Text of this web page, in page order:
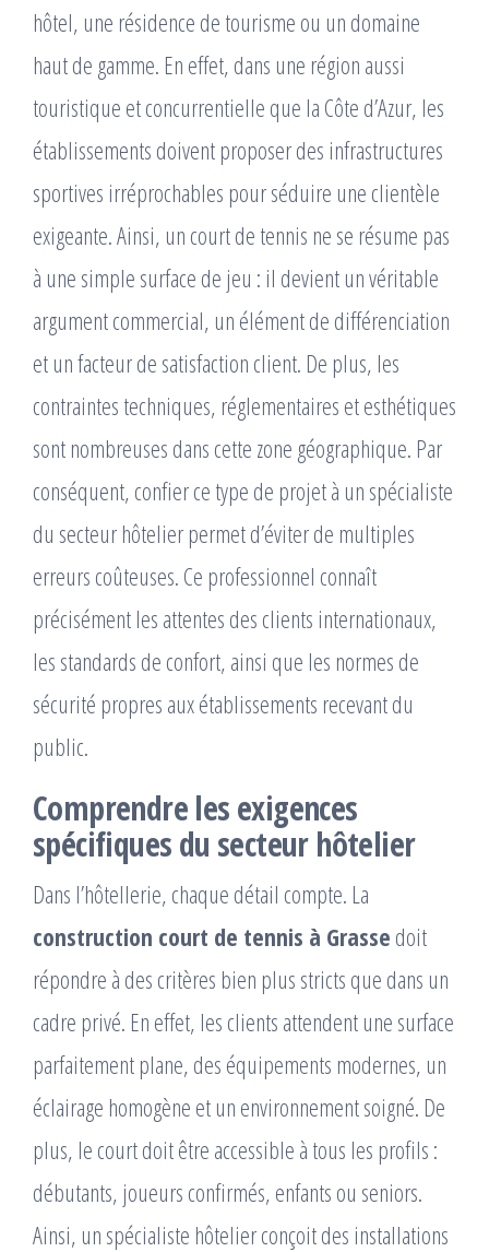
hôtel, une résidence de tourisme ou un domaine
haut de gamme. En effet, dans une région aussi
touristique et concurrentielle que la Côte d’Azur, les
établissements doivent proposer des infrastructures
sportives irréprochables pour séduire une clientèle
exigeante. Ainsi, un court de tennis ne se résume pas
à une simple surface de jeu : il devient un véritable
argument commercial, un élément de différenciation
et un facteur de satisfaction client. De plus, les
contraintes techniques, réglementaires et esthétiques
sont nombreuses dans cette zone géographique. Par
conséquent, confier ce type de projet à un spécialiste
du secteur hôtelier permet d’éviter de multiples
erreurs coûteuses. Ce professionnel connaît
précisément les attentes des clients internationaux,
les standards de confort, ainsi que les normes de
sécurité propres aux établissements recevant du
public.
Comprendre les exigences
spécifiques du secteur hôtelier
Dans l’hôtellerie, chaque détail compte. La
construction court de tennis à Grasse doit
répondre à des critères bien plus stricts que dans un
cadre privé. En effet, les clients attendent une surface
parfaitement plane, des équipements modernes, un
éclairage homogène et un environnement soigné. De
plus, le court doit être accessible à tous les profils :
débutants, joueurs confirmés, enfants ou seniors.
Ainsi, un spécialiste hôtelier conçoit des installations